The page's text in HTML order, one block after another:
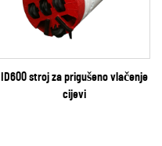
ID600 stroj za prigušeno vlačenje
cijevi